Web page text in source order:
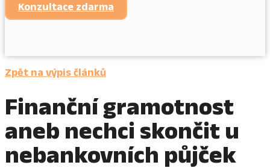
Konzultace zdarma
Zpět na výpis článků
Finanční gramotnost
aneb nechci skončit u
nebankovních půjček